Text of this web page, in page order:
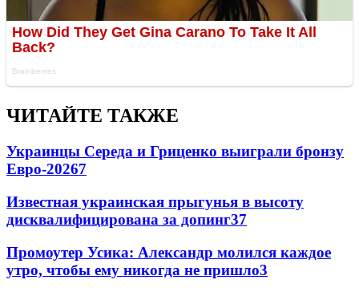
ЧИТАЙТЕ ТАКЖЕ
Украинцы Середа и Гриценко выиграли бронзу
Евро-20267
Известная украинская прыгунья в высоту
дисквалифицирована за допинг37
Промоутер Усика: Александр молился каждое
утро, чтобы ему никогда не пришло3